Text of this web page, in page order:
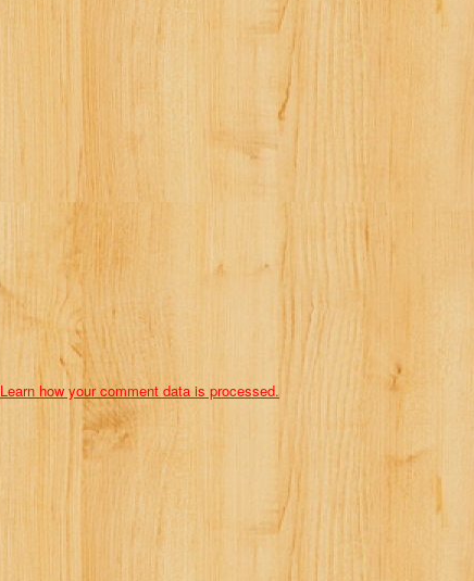
Learn how your comment data is processed.